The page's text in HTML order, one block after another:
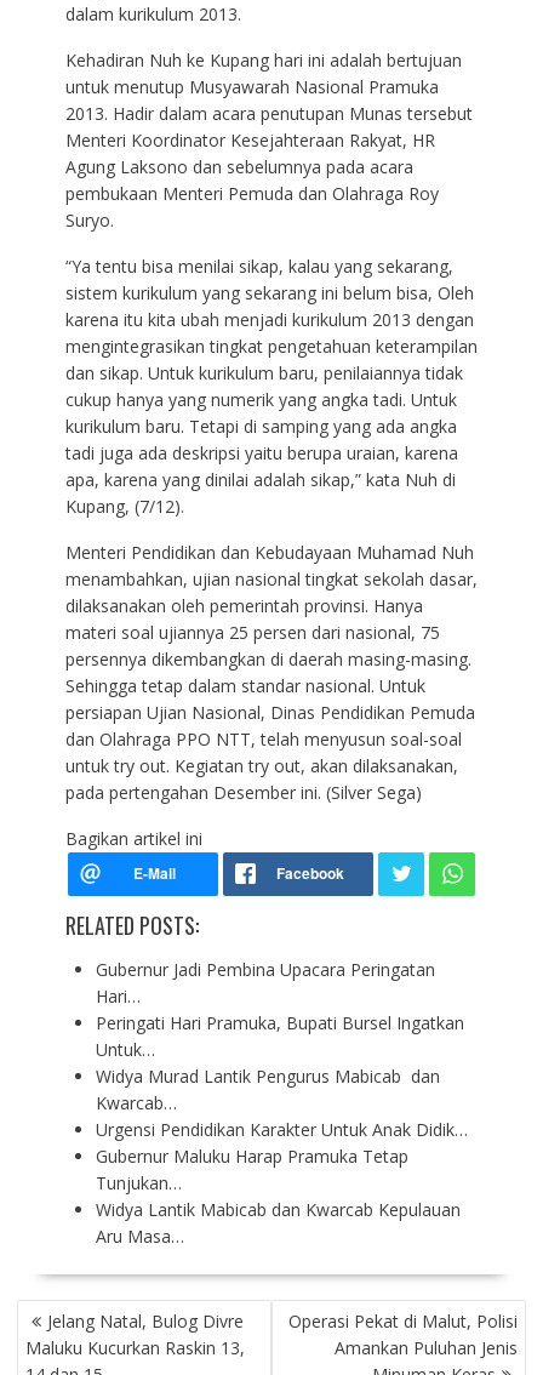
dalam kurikulum 2013.
Kehadiran Nuh ke Kupang hari ini adalah bertujuan
untuk menutup Musyawarah Nasional Pramuka
2013. Hadir dalam acara penutupan Munas tersebut
Menteri Koordinator Kesejahteraan Rakyat, HR
Agung Laksono dan sebelumnya pada acara
pembukaan Menteri Pemuda dan Olahraga Roy
Suryo.
“Ya tentu bisa menilai sikap, kalau yang sekarang,
sistem kurikulum yang sekarang ini belum bisa, Oleh
karena itu kita ubah menjadi kurikulum 2013 dengan
mengintegrasikan tingkat pengetahuan keterampilan
dan sikap. Untuk kurikulum baru, penilaiannya tidak
cukup hanya yang numerik yang angka tadi. Untuk
kurikulum baru. Tetapi di samping yang ada angka
tadi juga ada deskripsi yaitu berupa uraian, karena
apa, karena yang dinilai adalah sikap,” kata Nuh di
Kupang, (7/12).
Menteri Pendidikan dan Kebudayaan Muhamad Nuh
menambahkan, ujian nasional tingkat sekolah dasar,
dilaksanakan oleh pemerintah provinsi. Hanya
materi soal ujiannya 25 persen dari nasional, 75
persennya dikembangkan di daerah masing-masing.
Sehingga tetap dalam standar nasional. Untuk
persiapan Ujian Nasional, Dinas Pendidikan Pemuda
dan Olahraga PPO NTT, telah menyusun soal-soal
untuk try out. Kegiatan try out, akan dilaksanakan,
pada pertengahan Desember ini. (Silver Sega)
Bagikan artikel ini
RELATED POSTS:
Gubernur Jadi Pembina Upacara Peringatan
Hari…
Peringati Hari Pramuka, Bupati Bursel Ingatkan
Untuk…
Widya Murad Lantik Pengurus Mabicab dan
Kwarcab…
Urgensi Pendidikan Karakter Untuk Anak Didik…
Gubernur Maluku Harap Pramuka Tetap
Tunjukan…
Widya Lantik Mabicab dan Kwarcab Kepulauan
Aru Masa…
P
O
S
Jelang Natal, Bulog Divre
Maluku Kucurkan Raskin 13,
Operasi Pekat di Malut, Polisi
Amankan Puluhan Jenis